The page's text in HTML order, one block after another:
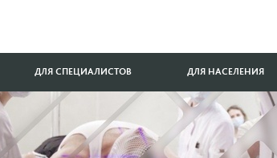
ДЛЯ СПЕЦИАЛИСТОВ ДЛЯ НАСЕЛЕНИЯ